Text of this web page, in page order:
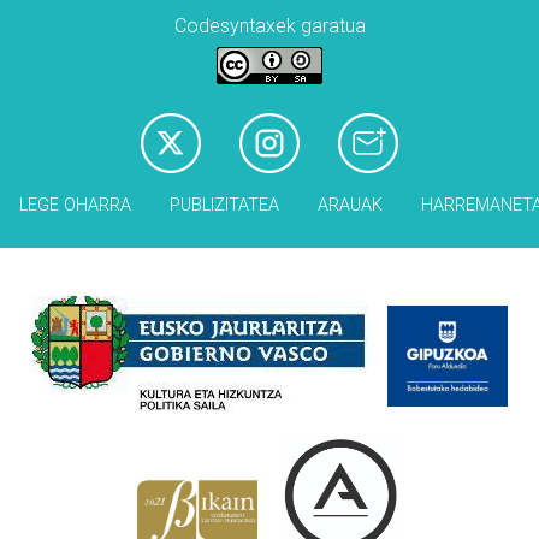
Codesyntaxek garatua
LEGE OHARRA PUBLIZITATEA ARAUAK